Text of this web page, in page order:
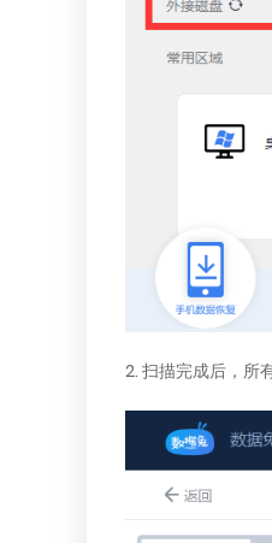
2. 扫描完成后，所